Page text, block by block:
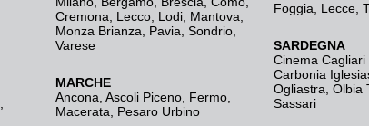
Cremona
Lecco Lodi Mantova
Monza Brianza
Pavia Sondrio
Varese
MARCHE
Ancona Ascoli Piceno Fermo
Macerata
Pesaro Urbino
Foggia
Lecce
SARDEGNA
Cinema Cagliari
Carbonia
Ogliastra Olbia
Sassari